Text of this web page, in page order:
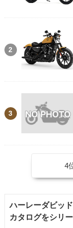
2
3
4
ハーレーダビッ
カタログをシリ